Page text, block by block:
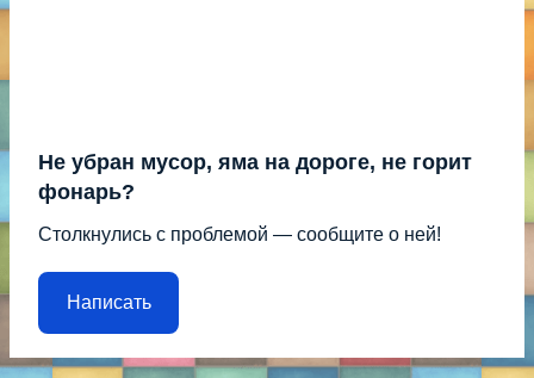
Не убран мусор, яма на дороге, не горит
фонарь?
Столкнулись с проблемой — сообщите о ней!
Написать